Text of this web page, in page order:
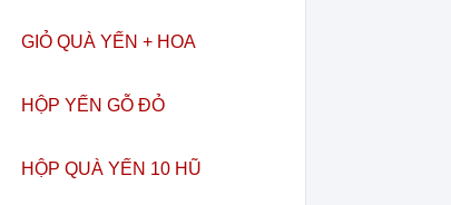
GIỎ QUÀ YẾN + HOA
HỘP YẾN GỖ ĐỎ
HỘP QUÀ YẾN 10 HŨ